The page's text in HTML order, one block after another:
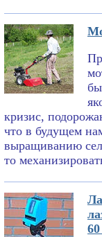
кризис,
что в будущем
выращиванию
то